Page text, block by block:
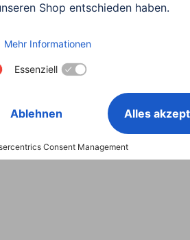
Land wählen